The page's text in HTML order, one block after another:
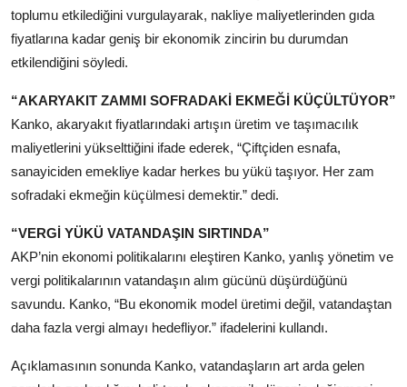
toplumu etkilediğini vurgulayarak, nakliye maliyetlerinden gıda
fiyatlarına kadar geniş bir ekonomik zincirin bu durumdan
etkilendiğini söyledi.
“AKARYAKIT ZAMMI SOFRADAKİ EKMEĞİ KÜÇÜLTÜYOR”
Kanko, akaryakıt fiyatlarındaki artışın üretim ve taşımacılık
maliyetlerini yükselttiğini ifade ederek, “Çiftçiden esnafa,
sanayiciden emekliye kadar herkes bu yükü taşıyor. Her zam
sofradaki ekmeğin küçülmesi demektir.” dedi.
“VERGİ YÜKÜ VATANDAŞIN SIRTINDA”
AKP’nin ekonomi politikalarını eleştiren Kanko, yanlış yönetim ve
vergi politikalarının vatandaşın alım gücünü düşürdüğünü
savundu. Kanko, “Bu ekonomik model üretimi değil, vatandaştan
daha fazla vergi almayı hedefliyor.” ifadelerini kullandı.
Açıklamasının sonunda Kanko, vatandaşların art arda gelen